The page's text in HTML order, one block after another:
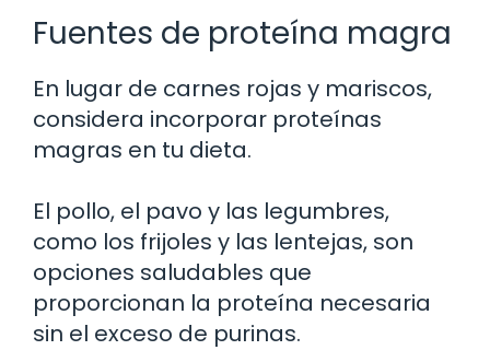
Fuentes de proteína magra
En lugar de carnes rojas y mariscos,
considera incorporar proteínas
magras en tu dieta.
El pollo, el pavo y las legumbres,
como los frijoles y las lentejas, son
opciones saludables que
proporcionan la proteína necesaria
sin el exceso de purinas.